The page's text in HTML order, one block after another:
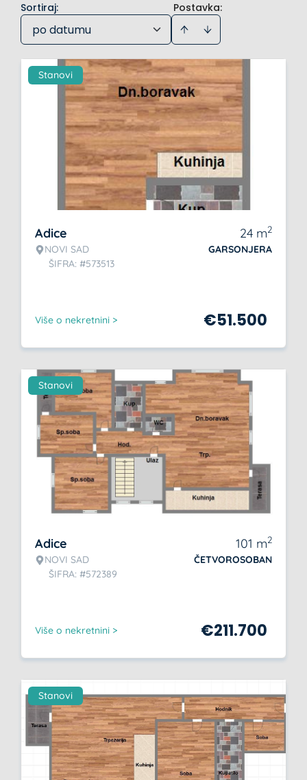
Postavka:
Sortiraj:
po datumu
Stanovi
Adice
NOVI SAD
ŠIFRA: #573513
24 m2
GARSONJERA
Više o nekretnini > €51.500
Stanovi
Adice
NOVI SAD
ŠIFRA: #572389
101 m2
ČETVOROSOBAN
Više o nekretnini > €211.700
Stanovi